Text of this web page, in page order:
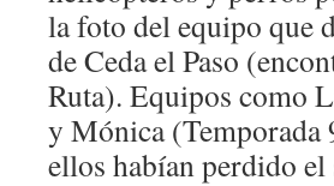
la foto del equipo que
de Ceda el Paso
Ruta). Equipos como
y Mónica (Temporada
ellos habían perdido el